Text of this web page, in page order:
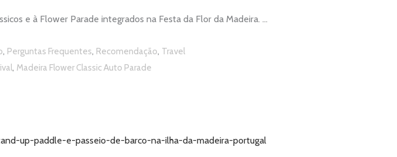
e à Flower Parade integrados na Festa da Flor da Madeira.
, Perguntas Frequentes, Recomendação, Travel
, Madeira Flower Classic Auto Parade